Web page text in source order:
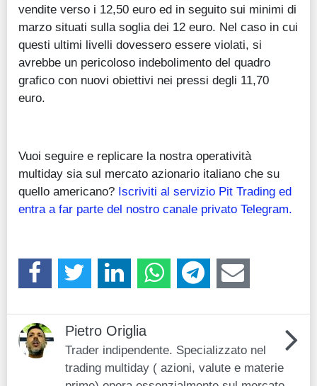
vendite verso i 12,50 euro ed in seguito sui minimi di
marzo situati sulla soglia dei 12 euro. Nel caso in cui
questi ultimi livelli dovessero essere violati, si
avrebbe un pericoloso indebolimento del quadro
grafico con nuovi obiettivi nei pressi degli 11,70
euro.
Vuoi seguire e replicare la nostra operatività
multiday sia sul mercato azionario italiano che su
quello americano? Iscriviti al servizio Pit Trading ed
entra a far parte del nostro canale privato Telegram.
Pietro Origlia
Trader indipendente. Specializzato nel
trading multiday ( azioni, valute e materie